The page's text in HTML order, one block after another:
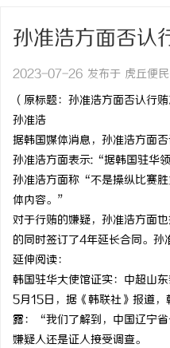
孙准浩方面否认
2023-07-26 发布于 虎丘便民
（原标题：孙准浩方面否认行
孙准浩
据韩国媒体消息，孙准浩方面
孙准浩方面表示:“据韩国驻华
孙准浩方面称“不是操纵比赛
体内容。”
对于行贿的嫌疑，孙准浩方面
的同时签订了4年延长合同。
延伸阅读：
韩国驻华大使馆证实：中超山
5月15日，据《韩联社》报道
露：“我们了解到，中国辽宁
嫌疑人还是证人接受调查。